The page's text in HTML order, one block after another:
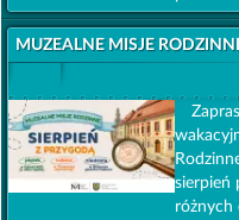
MUZEALNE MISJE
sierpień
różnych